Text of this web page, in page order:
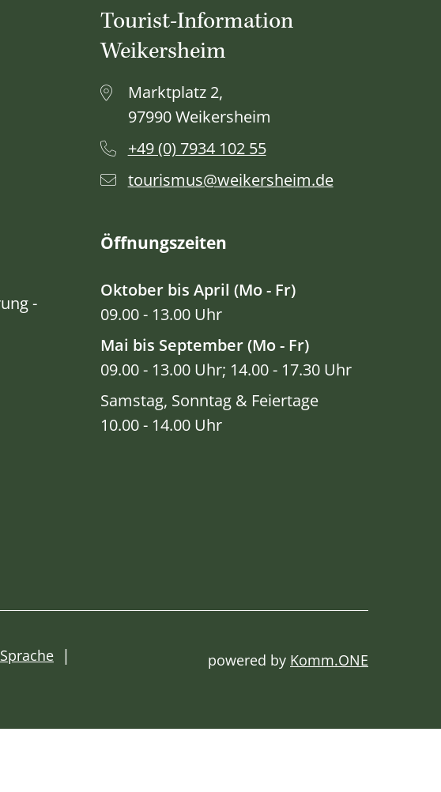
-
Tourist-Information
Weikersheim
Marktplatz 2,
97990 Weikersheim
+49 (0) 7934 102 55
tourismus@weikersheim.de
Öffnungszeiten
Oktober bis April (Mo - Fr)
09.00 - 13.00 Uhr
Mai bis September (Mo - Fr)
09.00 - 13.00 Uhr; 14.00 - 17.30 Uhr
Samstag, Sonntag & Feiertage
10.00 - 14.00 Uhr
powered by Komm.ONE